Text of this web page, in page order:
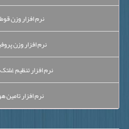
نرم افزار وزن قوطی
نرم افزار وزن پروفیل
نرم افزار تنظیم غلتک کوره
نرم افزار تامین هوا